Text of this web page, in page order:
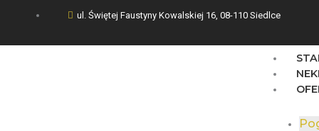
ul. Świętej Faustyny Kowalskiej 16, 08-110 Siedlce